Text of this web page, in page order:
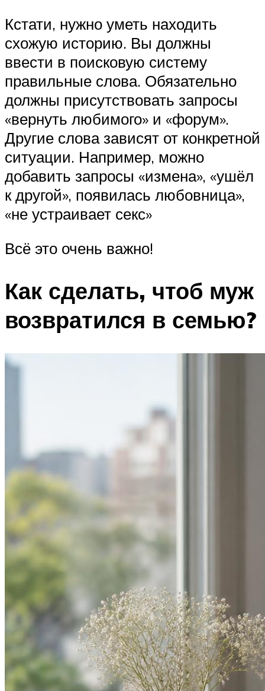
Кстати, нужно уметь находить
схожую историю. Вы должны
ввести в поисковую систему
правильные слова. Обязательно
должны присутствовать запросы
«вернуть любимого» и «форум».
Другие слова зависят от конкретной
ситуации. Например, можно
добавить запросы «измена», «ушёл
к другой», появилась любовница»,
«не устраивает секс»
Всё это очень важно!
Как сделать, чтоб муж
возвратился в семью?